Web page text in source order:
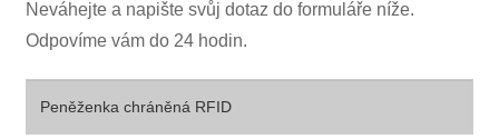
Neváhejte a napište svůj dotaz do formuláře níže.
Odpovíme vám do 24 hodin.